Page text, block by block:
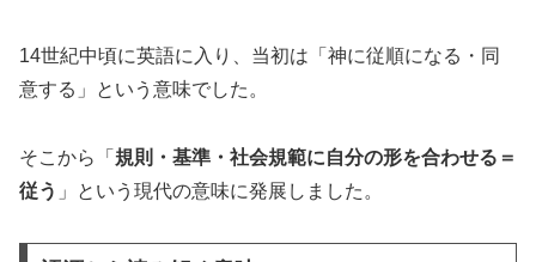
14世紀中頃に英語に入り、当初は「神に従順になる・同
意する」という意味でした。
そこから「 規則・基準・社会規範に自分の形を合わせる＝
従う 」という現代の意味に発展しました。